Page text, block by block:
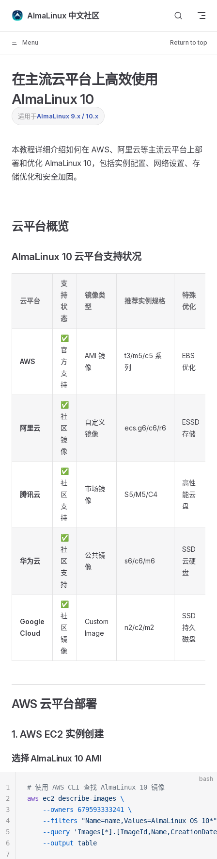
Skip to content
AlmaLinux 中文社区
Menu Return to top
在主流云平台上高效使用
AlmaLinux 10
适用于AlmaLinux 9.x / 10.x
本教程详细介绍如何在 AWS、阿里云等主流云平台上部
署和优化 AlmaLinux 10，包括实例配置、网络设置、存
储优化和安全加固。
云平台概览
AlmaLinux 10 云平台支持状况
云平台
支
持
状
态
镜像类
型
推荐实例规格
特殊
优化
AWS
✅
官
方
支
持
AMI 镜
像
t3/m5/c5 系
列
EBS
优化
阿里云
✅
社
区
镜
像
自定义
镜像
ecs.g6/c6/r6
ESSD
存储
腾讯云
✅
社
区
支
持
市场镜
像
S5/M5/C4
高性
能云
盘
华为云
✅
社
区
支
持
公共镜
像
s6/c6/m6
SSD
云硬
盘
Google
Cloud
✅
社
区
镜
像
Custom
Image
n2/c2/m2
SSD
持久
磁盘
AWS 云平台部署
1. AWS EC2 实例创建
选择 AlmaLinux 10 AMI
bash
# 使用 AWS CLI 查找 AlmaLinux 10 镜像
aws ec2 describe-images \
    --owners
679593333241
\
    --filters
"Name=name,Values=AlmaLinux OS 10*"
    --query
    --output
table
1
2
3
4
5
6
7